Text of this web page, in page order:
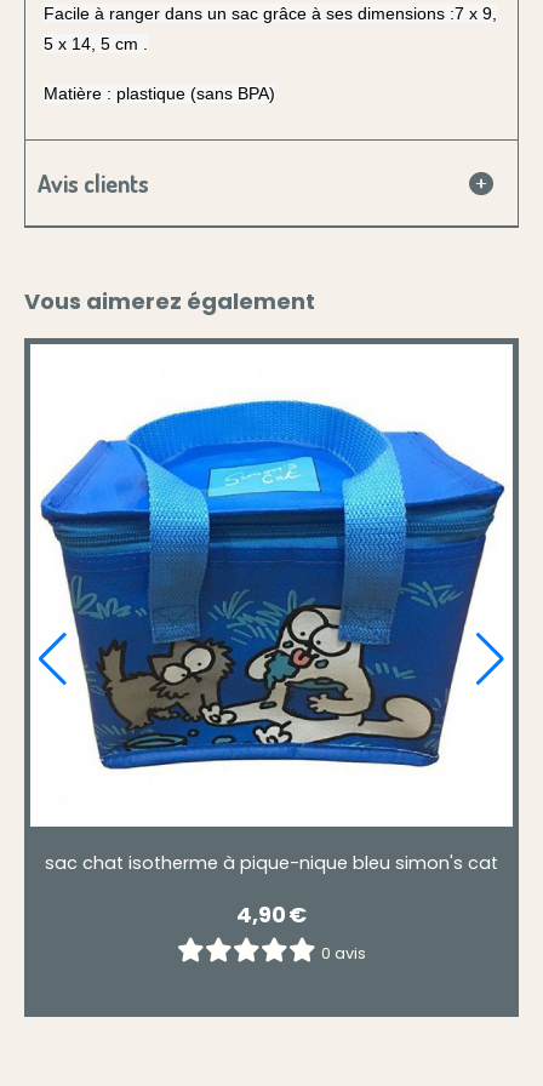
Facile à ranger dans un sac grâce à ses dimensions :7 x 9,
5 x 14, 5 cm .
Matière : plastique (sans BPA)
Avis clients
Vous aimerez également
sac chat isotherme à pique-nique bleu simon's cat
4,90€
0 avis